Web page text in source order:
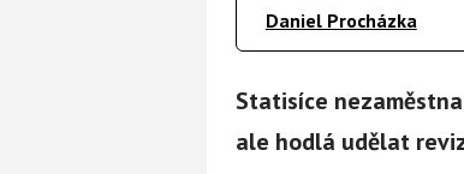
Daniel Procházka
Statisíce
ale hodlá udělat